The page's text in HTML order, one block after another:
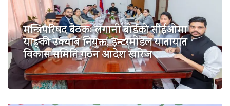
मन्त्रिपरिषद बैठकः लगानी बोर्डको सीईओमा
याङ्की उक्याब नियुक्त, इन्टरमोडल यातायात
विकास समिति गठन आदेश खारेज